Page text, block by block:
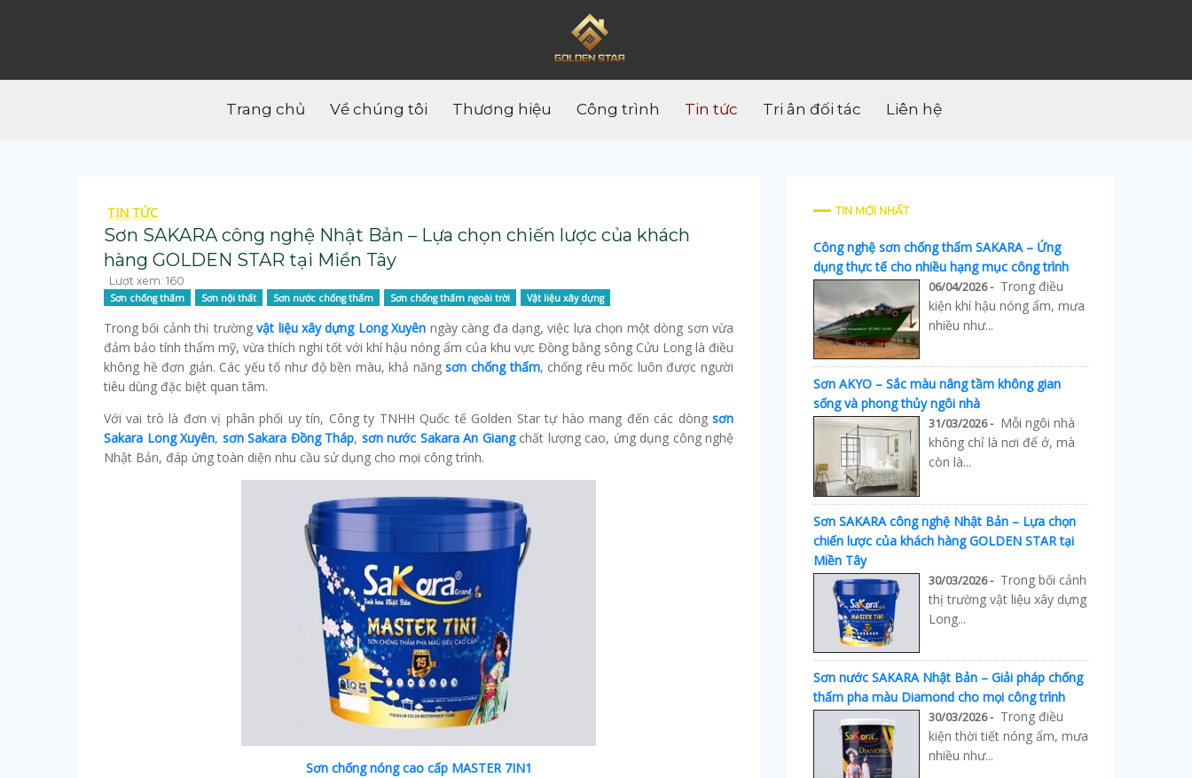
Trang chủ Về chúng tôi Thương hiệu Công trình Tin tức Tri ân đối tác Liên hệ
TIN TỨC
Sơn SAKARA công nghệ Nhật Bản – Lựa chọn chiến lược của khách
hàng GOLDEN STAR tại Miền Tây
Lượt xem: 160
Sơn chống thấm Sơn nội thất Sơn nước chống thấm Sơn chống thấm ngoài trời Vật liệu xây dựng
Trong bối cảnh thị trườngvật liệu xây dựng Long Xuyên ngày càng đa dạng, việc lựa chọn một dòng sơn vừa
đảm bảo tính thẩm mỹ, vừa thích nghi tốt với khí hậu nóng ẩm của khu vực Đồng bằng sông Cửu Long là điều
không hề đơn giản. Các yếu tố như độ bền màu, khả năngsơn chống thấm, chống rêu mốc luôn được người
tiêu dùng đặc biệt quan tâm.
Với vai trò là đơn vị phân phối uy tín, Công ty TNHH Quốc tế Golden Star tự hào mang đến các dòng sơn
Sakara Long Xuyên, sơn Sakara Đồng Tháp, sơn nước Sakara An Giangchất lượng cao, ứng dụng công nghệ
Nhật Bản, đáp ứng toàn diện nhu cầu sử dụng cho mọi công trình.
Sơn chống nóng cao cấp MASTER 7IN1
TIN MỚI NHẤT
Công nghệ sơn chống thấm SAKARA – Ứng
dụng thực tế cho nhiều hạng mục công trình
06/04/2026 - Trong điều
kiện khí hậu nóng ẩm, mưa
nhiều như...
Sơn AKYO – Sắc màu nâng tầm không gian
sống và phong thủy ngôi nhà
31/03/2026 - Mỗi ngôi nhà
không chỉ là nơi để ở, mà
còn là...
Sơn SAKARA công nghệ Nhật Bản – Lựa chọn
chiến lược của khách hàng GOLDEN STAR tại
Miền Tây
30/03/2026 - Trong bối cảnh
thị trường vật liệu xây dựng
Long...
Sơn nước SAKARA Nhật Bản – Giải pháp chống
thấm pha màu Diamond cho mọi công trình
30/03/2026 - Trong điều
kiện thời tiết nóng ẩm, mưa
nhiều như...